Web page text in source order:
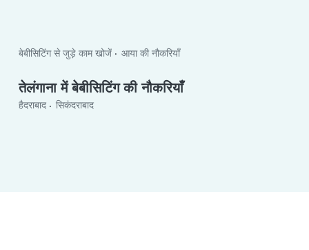
बेबीसिटिंग से जुड़े काम खोजें आया की नौकरियाँ
तेलंगाना में बेबीसिटिंग की नौकरियाँ
हैदराबाद सिकंदराबाद